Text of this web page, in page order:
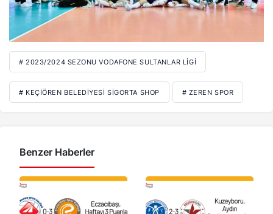
# 2023/2024 SEZONU VODAFONE SULTANLAR LIGI
# KEÇIÖREN BELEDIYESI SIGORTA SHOP # ZEREN SPOR
Benzer Haberler